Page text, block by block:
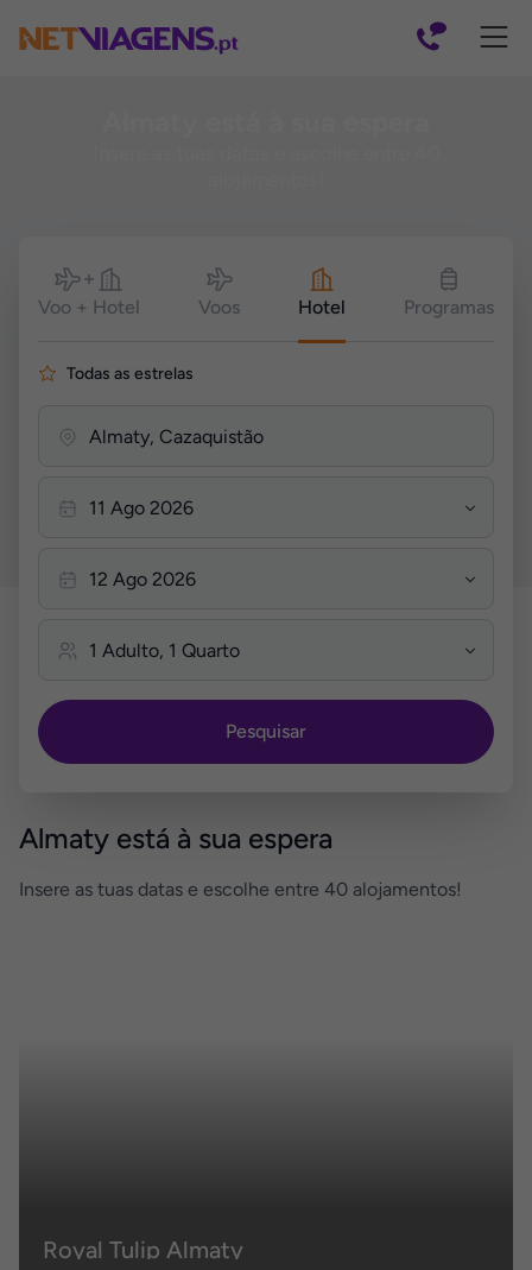
Pesquisar
Voo + Hotel Voos Hotel Programas
Todas as estrelas
Pesquisar
Almaty está à sua espera
Insere as tuas datas e escolhe entre 40 alojamentos!
Royal Tulip Almaty